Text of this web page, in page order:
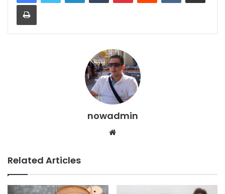
Print
nowadmin
Website
Related Articles